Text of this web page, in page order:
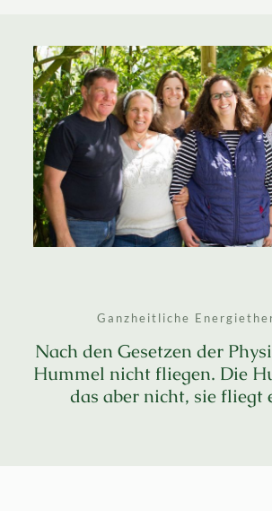
Ganzheitliche
Nach den Gesetzen der
Hummel nicht fliegen. Die
das aber nicht, sie fliegt